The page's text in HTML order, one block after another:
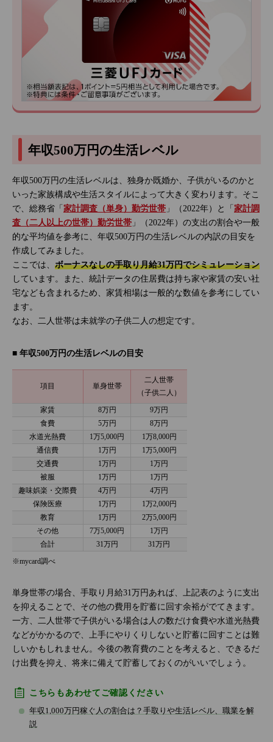
年収500万円の生活レベル
年収500万円の生活レベルは、独身か既婚か、子供がいるのかと
いった家族構成や生活スタイルによって大きく変わります。そこ
で、総務省「 家計調査（単身）勤労世帯 」（2022年）と「 家計調
査（二人以上の世帯）勤労世帯 」（2022年）の支出の割合や一般
的な平均値を参考に、年収500万円の生活レベルの内訳の目安を
作成してみました。
ここでは、 ボーナスなしの手取り月給31万円でシミュレーション
しています。また、統計データの住居費は持ち家や家賃の安い社
宅なども含まれるため、家賃相場は一般的な数値を参考にしてい
ます。
なお、二人世帯は未就学の子供二人の想定です。
■ 年収500万円の生活レベルの目安
項目 単身世帯
二人世帯
（子供二人）
家賃
8万円
9万円
食費
5万円
8万円
水道光熱費
1万5,000円
1万8,000円
通信費
1万円
1万5,000円
交通費
1万円
1万円
被服
1万円
1万円
趣味娯楽・交際費
4万円
4万円
保険医療
1万円
1万2,000円
教育
1万円
2万5,000円
その他
7万5,000円
1万円
合計
31万円 31万円
※mycard調べ
単身世帯の場合、手取り月給31万円あれば、上記表のように支出
を抑えることで、その他の費用を貯蓄に回す余裕がでてきます。
一方、二人世帯で子供がいる場合は人の数だけ食費や水道光熱費
などがかかるので、上手にやりくりしないと貯蓄に回すことは難
しいかもしれません。今後の教育費のことを考えると、できるだ
け出費を抑え、将来に備えて貯蓄しておくのがいいでしょう。
こちらもあわせてご確認ください
年収1,000万円稼ぐ人の割合は？手取りや生活レベル、職業を解
説